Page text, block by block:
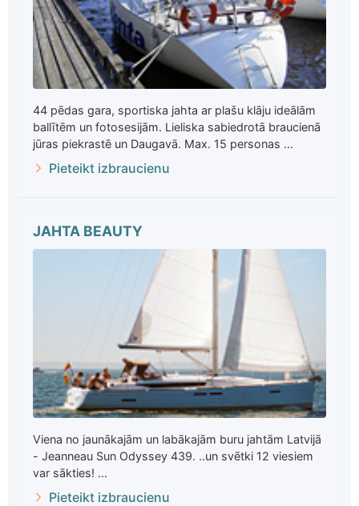
44 pēdas gara, sportiska jahta ar plašu klāju ideālām
ballītēm un fotosesijām. Lieliska sabiedrotā braucienā
jūras piekrastē un Daugavā. Max. 15 personas ...
Pieteikt izbraucienu
JAHTA BEAUTY
Viena no jaunākajām un labākajām buru jahtām Latvijā
- Jeanneau Sun Odyssey 439. ..un svētki 12 viesiem
var sākties! ...
Pieteikt izbraucienu